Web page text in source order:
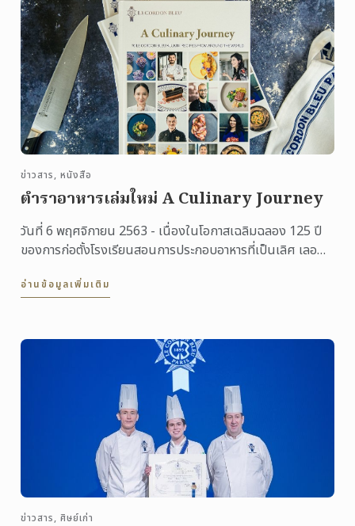
ข่าวสาร, หนังสือ
ตำราอาหารเล่มใหม่ A Culinary Journey
วันที่ 6 พฤศจิกายน 2563 - เนื่องในโอกาสเฉลิมฉลอง 125 ปี
ของการก่อตั้งโรงเรียนสอนการประกอบอาหารที่เป็นเลิศ เลอ
อ่านข้อมูลเพิ่มเติม
ข่าวสาร, ศิษย์เก่า